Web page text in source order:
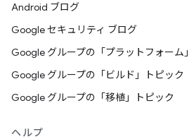
Android ブログ
Google セキュリティ ブログ
Google グループの「プラットフォーム
Google グループの「ビルド」トピック
Google グループの「移植」トピック
ヘルプ